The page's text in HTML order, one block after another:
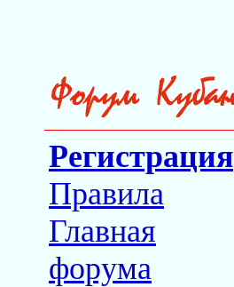
Регистрация
Правила
Главная
форума